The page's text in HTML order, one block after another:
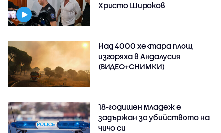
Христо Широков
Над 4000 хектара площ
изгоряха в Андалусия
(ВИДЕО+СНИМКИ)
18-годишен младеж е
задържан за убийството на
чичо си